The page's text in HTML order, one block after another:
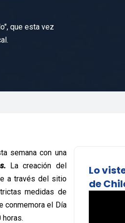
que esta vez
semana con una
La creación del
a través del sitio
medidas de
conmemora el Día
Lo
de